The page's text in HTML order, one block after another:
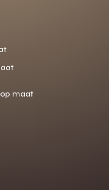
maat